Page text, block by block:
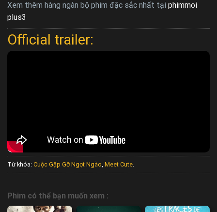
Xem thêm hàng ngàn bộ phim đặc sắc nhất tại phimmoi
plus3
Official trailer:
Từ khóa: Cuộc Gặp Gỡ Ngọt Ngào Meet Cute
Phim có thể bạn muốn xem :